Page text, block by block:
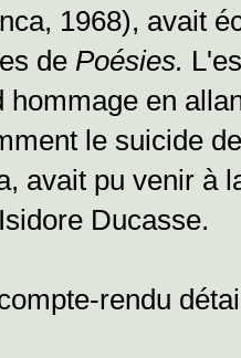
1968), avait
de Poésies.
hommage en
le suicide
avait pu venir à
Ducasse.
rendu